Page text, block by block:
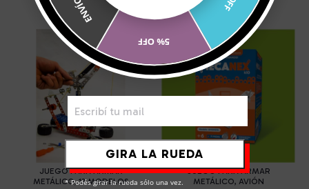
PARA COMPRAR CON ESTE PRODUCTO
JUEGO PARA ARMAR
METÁLICO, 13 MODELOS
JUEGO PARA ARMAR
METÁLICO, AVIÓN
5% OFF
GIRA LA RUEDA
* Podés girar la rueda sólo una vez.